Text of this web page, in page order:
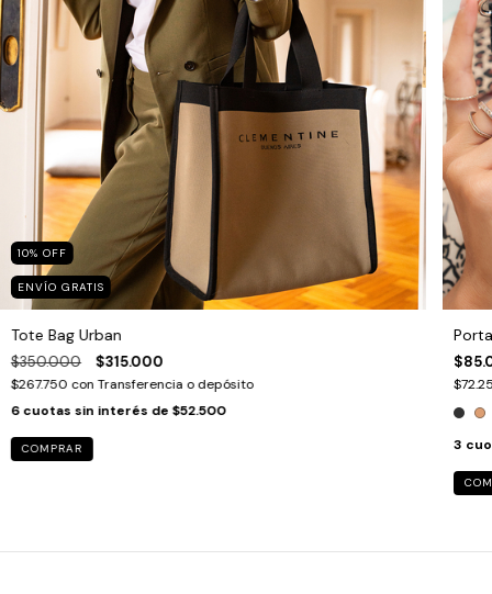
10% OFF
ENVÍO GRATIS
Tote Bag Urban
$350.000 $315.000
$267.750 con Transferencia o depósito
6cuotas sin interés de $52.500
COMPRAR 3